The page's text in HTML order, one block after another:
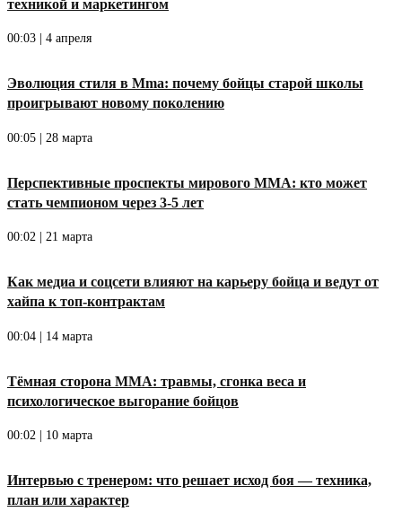
техникой и маркетингом
00:03 | 4 апреля
Эволюция стиля в Mma: почему бойцы старой школы
проигрывают новому поколению
00:05 | 28 марта
Перспективные проспекты мирового ММА: кто может
стать чемпионом через 3-5 лет
00:02 | 21 марта
Как медиа и соцсети влияют на карьеру бойца и ведут от
хайпа к топ-контрактам
00:04 | 14 марта
Тёмная сторона ММА: травмы, сгонка веса и
психологическое выгорание бойцов
00:02 | 10 марта
Интервью с тренером: что решает исход боя — техника,
план или характер